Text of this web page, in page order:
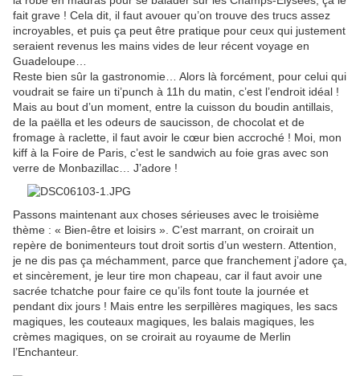
fait grave ! Cela dit, il faut avouer qu’on trouve des trucs assez
incroyables, et puis ça peut être pratique pour ceux qui justement
seraient revenus les mains vides de leur récent voyage en
Guadeloupe…
Reste bien sûr la gastronomie… Alors là forcément, pour celui qui
voudrait se faire un ti’punch à 11h du matin, c’est l’endroit idéal !
Mais au bout d’un moment, entre la cuisson du boudin antillais,
de la paëlla et les odeurs de saucisson, de chocolat et de
fromage à raclette, il faut avoir le cœur bien accroché ! Moi, mon
kiff à la Foire de Paris, c’est le sandwich au foie gras avec son
verre de Monbazillac… J’adore !
Passons maintenant aux choses sérieuses avec le troisième
thème : « Bien-être et loisirs ». C’est marrant, on croirait un
repère de bonimenteurs tout droit sortis d’un western. Attention,
je ne dis pas ça méchamment, parce que franchement j’adore ça,
et sincèrement, je leur tire mon chapeau, car il faut avoir une
sacrée tchatche pour faire ce qu’ils font toute la journée et
pendant dix jours ! Mais entre les serpillères magiques, les sacs
magiques, les couteaux magiques, les balais magiques, les
crèmes magiques, on se croirait au royaume de Merlin
l’Enchanteur.